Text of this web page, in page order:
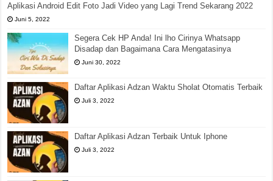
Aplikasi Android Edit Foto Jadi Video yang Lagi Trend Sekarang 2022
Juni 5, 2022
Segera Cek HP Anda! Ini lho Cirinya Whatsapp
Disadap dan Bagaimana Cara Mengatasinya
Juni 30, 2022
Daftar Aplikasi Adzan Waktu Sholat Otomatis Terbaik
Juli 3, 2022
Daftar Aplikasi Adzan Terbaik Untuk Iphone
Juli 3, 2022